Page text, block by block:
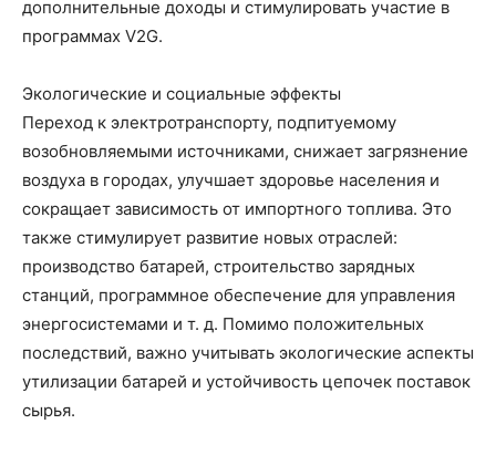
дополнительные доходы и стимулировать участие в
программах V2G.
Экологические и социальные эффекты
Переход к электротранспорту, подпитуемому
возобновляемыми источниками, снижает загрязнение
воздуха в городах, улучшает здоровье населения и
сокращает зависимость от импортного топлива. Это
также стимулирует развитие новых отраслей:
производство батарей, строительство зарядных
станций, программное обеспечение для управления
энергосистемами и т. д. Помимо положительных
последствий, важно учитывать экологические аспекты
утилизации батарей и устойчивость цепочек поставок
сырья.